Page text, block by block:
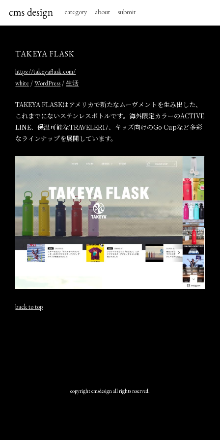
category about submit
TAKEYA FLASK
https://takeyaflask.com/
white /WordPress /生活
TAKEYA FLASKはアメリカで新たなムーヴメントを生み出した、
これまでにないステンレスボトルです。海外限定カラーのACTIVE
LINE、保温可能なTRAVELER17、キッズ向けのGo Cupなど多彩
なラインナップを展開しています。
back to top
copyright cmsdesign all rights reserved.